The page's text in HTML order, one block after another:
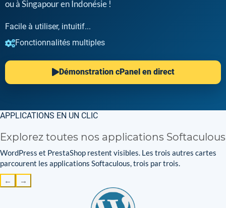
ou à Singapour en Indonésie !
Facile à utiliser, intuitif...
Fonctionnalités multiples
Démonstration cPanel en direct
APPLICATIONS EN UN CLIC
Explorez toutes nos applications Softaculous
WordPress et PrestaShop restent visibles. Les trois autres cartes
parcourent les applications Softaculous, trois par trois.
← →